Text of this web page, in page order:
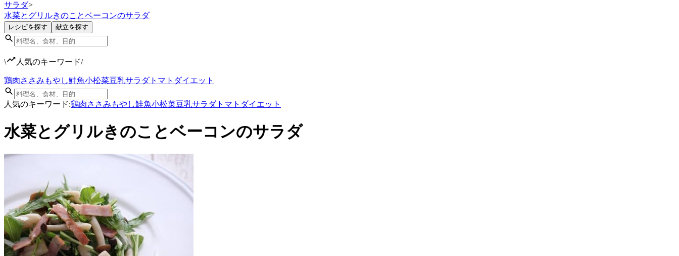
サラダ>
水菜とグリルきのことベーコンのサラダ
レシピを探す 献立を探す
\ 人気のキーワード/
鶏肉ささみ もやし鮭魚小松菜豆乳サラダトマト ダイエット
人気のキーワード:鶏肉ささみ もやし鮭魚小松菜豆乳サラダトマト ダイエット
水菜とグリルきのことベーコンのサラダ